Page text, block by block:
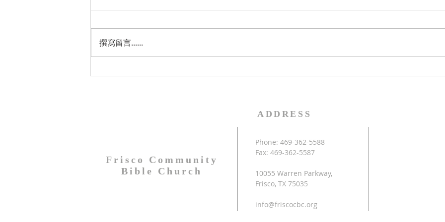
日光節約時間從主日3月13日開
上睡覺前將時鐘調快一小時。
本教會今年要慶祝成立20週年紀
教會
藝，
撰寫留言......
Frisco Community
Bible Church
ADDRESS
Phone: 469-362-5588
Fax: 469-362-5587
10055 Warren Parkway,
Frisco, TX 75035
info@friscocbc.org